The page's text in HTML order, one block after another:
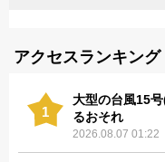
アクセスランキング
1
大型の台風15
るおそれ
2026.08.07 01:22